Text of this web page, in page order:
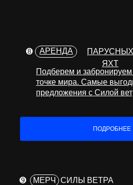
АРЕНДА
ПАРУСНЫХ
ЯХТ
Подберем и
точке мира. Самые
предложения с Силой
ПОДРОБНЕЕ
➑
➒ СИЛЫ ВЕТРА
МЕРЧ